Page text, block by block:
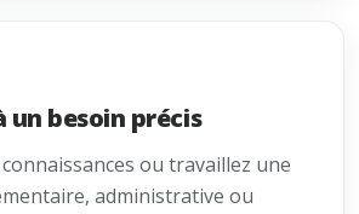
un besoin précis
ou travaillez une
administrative ou